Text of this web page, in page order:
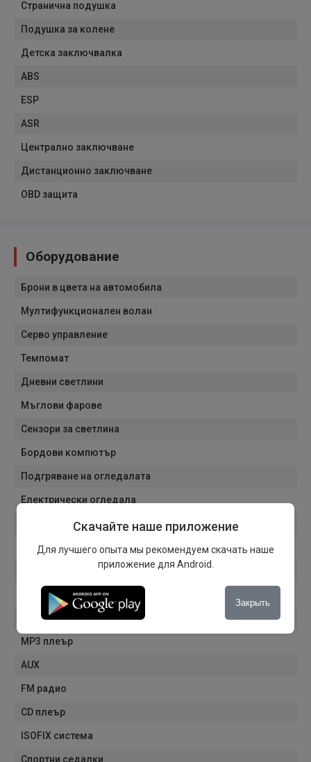
Странична подушка
Подушка за колене
Детска заключвалка
ABS
ESP
ASR
Централно заключване
Дистанционно заключване
OBD защита
Оборудование
Брони в цвета на автомобила
Мултифункционален волан
Серво управление
Темпомат
Дневни светлини
Мъглови фарове
Сензори за светлина
Бордови компютър
Подгряване на огледалата
Електрически огледала
Лети джанти
Тонирани стъкла
Електрически стъкла
Подгряване на предните седалки
Радио
MP3 плеър
AUX
FM радио
CD плеър
ISOFIX система
Спортни седалки
Скачайте наше приложение
Для лучшего опыта мы рекомендуем скачать наше
приложение для Android.
Закрыть